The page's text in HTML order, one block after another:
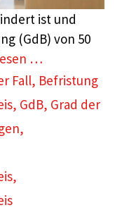
ist und
(GdB) von 50
…
Fall, Befristung
, GdB, Grad der
,
,